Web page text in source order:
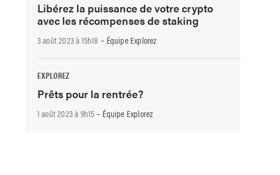
Libérez la puissance de votre crypto
avec les récompenses de staking
3 août 2023 à 15h18 - Équipe Explorez
EXPLOREZ
Prêts pour la rentrée?
1 août 2023 à 9h15 - Équipe Explorez